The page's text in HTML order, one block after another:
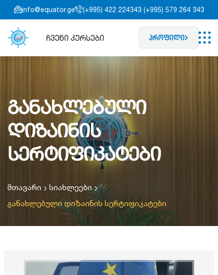
info@equator.ge (+995) 422 224343 (+995) 579 264 343
ჩვენი კურსები პროფილი
განახლებული
დიზაინის
სერტიფიკატები
მთავარი
სიახლეები
განახლებული დიზაინის სერტიფიკატები